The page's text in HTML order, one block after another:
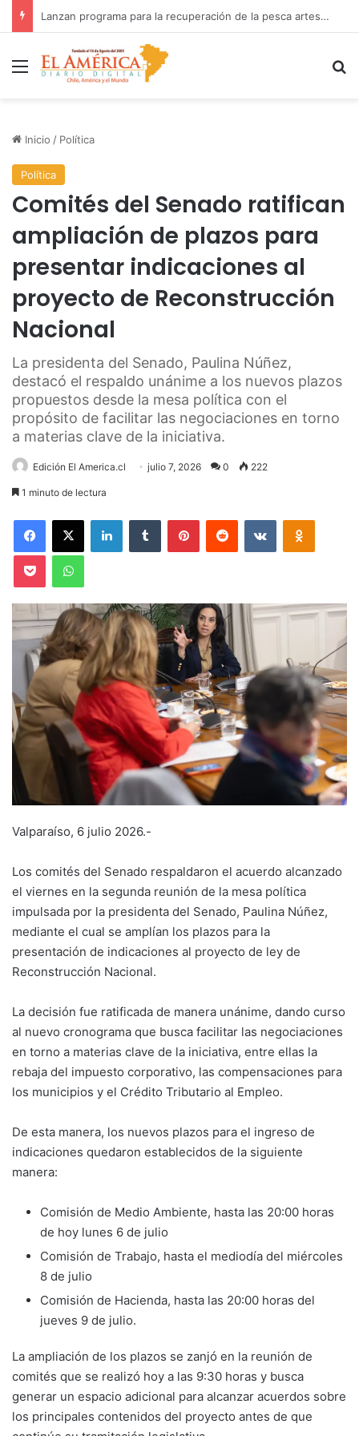
Fiscalía investiga accidente con resultado de muerte en faena minera
Menú
Inicio / Política
Política
Comités del Senado ratifican
ampliación de plazos para
presentar indicaciones al
proyecto de Reconstrucción
Nacional
La presidenta del Senado, Paulina Núñez,
destacó el respaldo unánime a los nuevos plazos
propuestos desde la mesa política con el
propósito de facilitar las negociaciones en torno
a materias clave de la iniciativa.
Edición El America.cl julio 7, 2026 0 222
1 minuto de lectura
Facebook
X LinkedInTumblr PinterestReddit VKontakte
Pocket WhatsApp
Valparaíso, 6 julio 2026.-
Los comités del Senado respaldaron el acuerdo alcanzado
el viernes en la segunda reunión de la mesa política
impulsada por la presidenta del Senado, Paulina Núñez,
mediante el cual se amplían los plazos para la
presentación de indicaciones al proyecto de ley de
Reconstrucción Nacional.
La decisión fue ratificada de manera unánime, dando curso
al nuevo cronograma que busca facilitar las negociaciones
en torno a materias clave de la iniciativa, entre ellas la
rebaja del impuesto corporativo, las compensaciones para
los municipios y el Crédito Tributario al Empleo.
De esta manera, los nuevos plazos para el ingreso de
indicaciones quedaron establecidos de la siguiente
manera:
Comisión de Medio Ambiente, hasta las 20:00 horas
de hoy lunes 6 de julio
Comisión de Trabajo, hasta el mediodía del miércoles
8 de julio
Comisión de Hacienda, hasta las 20:00 horas del
jueves 9 de julio.
La ampliación de los plazos se zanjó en la reunión de
comités que se realizó hoy a las 9:30 horas y busca
generar un espacio adicional para alcanzar acuerdos sobre
los principales contenidos del proyecto antes de que